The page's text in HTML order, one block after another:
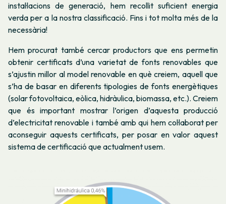
instal·lacions de generació, hem recollit suficient energia
verda per a la nostra classificació. Fins i tot molta més de la
necessària!
Hem procurat també cercar productors que ens permetin
obtenir certificats d’una varietat de fonts renovables que
s’ajustin millor al model renovable en què creiem, aquell que
s’ha de basar en diferents tipologies de fonts energètiques
(solar fotovoltaica, eòlica, hidràulica, biomassa, etc.). Creiem
que és important mostrar l’origen d’aquesta producció
d’electricitat renovable i també amb qui hem col·laborat per
aconseguir aquests certificats, per posar en valor aquest
sistema de certificació que actualment usem.